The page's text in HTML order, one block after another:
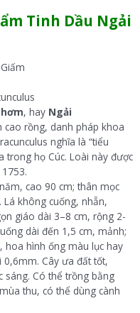
Tinh Dầu Ngải
, hay Ngải
rồng, danh pháp khoa
nghĩa là “tiểu
trong họ Cúc. Loài này được
cao 90 cm; thân mọc
không cuống, nhẵn,
giáo dài 3–8 cm, rộng 2-
dài đến 1,5 cm, mảnh;
hoa hình ống màu lục hay
Cây ưa đất tốt,
sáng. Có thể trồng bằng
thu, có thể dùng cành